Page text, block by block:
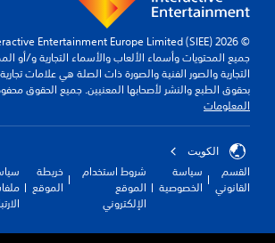
© 2026 Sony Interactive Entertainment Europe Limited (SIEE)
جميع المحتويات وأسماء الألعاب والأسماء التجارية و/أو
التجارية والصور الفنية والصورة ذات الصلة هي علامات
بحقوق الطبع والنشر لأصحابها المعنيين. جميع الحقوق
المعلومات
الكويت‎
القسم
القانوني
سياسة
الخصوصية
شروط استخدام
الموقع
الإلكتروني
خريطة
الموقع